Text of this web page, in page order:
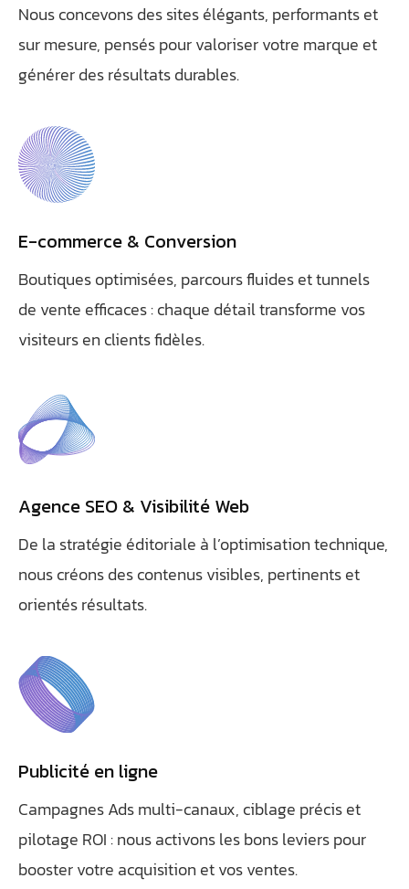
Nous concevons des sites élégants, performants et
sur mesure, pensés pour valoriser votre marque et
générer des résultats durables.
E-commerce & Conversion
Boutiques optimisées, parcours fluides et tunnels
de vente efficaces : chaque détail transforme vos
visiteurs en clients fidèles.
Agence SEO & Visibilité Web
De la stratégie éditoriale à l’optimisation technique,
nous créons des contenus visibles, pertinents et
orientés résultats.
Publicité en ligne
Campagnes Ads multi-canaux, ciblage précis et
pilotage ROI : nous activons les bons leviers pour
booster votre acquisition et vos ventes.
Bienvenue chez Athorus Digital
Je suis Athobot, votre assistant digital.
dessous :